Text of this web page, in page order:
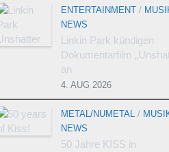
ENTERTAINMENT /
NEWS
Linkin Park kündigen
Dokumentarfilm
an
4. AUG 2026
METAL/NUMETAL /
NEWS
50 Jahre KISS in